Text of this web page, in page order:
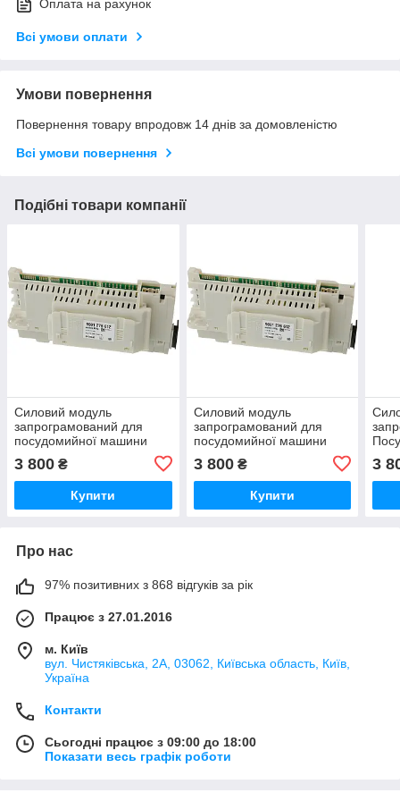
Оплата на рахунок
Всі умови оплати
Умови повернення
Повернення товару впродовж 14 днів за домовленістю
Всі умови повернення
Подібні товари компанії
Силовий модуль
запрограмований для
посудомийної машини
3 800 ₴
Купити
Силовий модуль
запрограмований для
посудомийної машини
3 800₴
Купити
3
Про нас
97% позитивних з 868 відгуків за рік
Працює з 27.01.2016
м. Київ
вул. Чистяківська, 2А, 03062, Київська область, Київ,
Україна
Контакти
Сьогодні працює з 09:00 до 18:00
Показати весь графік роботи